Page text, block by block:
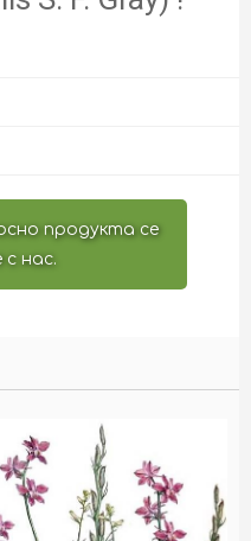
продукта се
с нас.